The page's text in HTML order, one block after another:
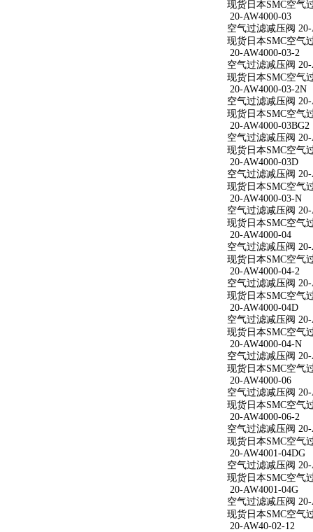
现货日本SMC空气
20-AW4000-03
空气过滤减压阀 20-
现货日本SMC空气
20-AW4000-03-2
空气过滤减压阀 20-
现货日本SMC空气
20-AW4000-03-2N
空气过滤减压阀
现货日本SMC空气
20-AW4000-03BG2
空气过滤减压阀 20-
现货日本SMC空气
20-AW4000-03D
空气过滤减压阀 20-
现货日本SMC空气
20-AW4000-03-N
空气过滤减压阀
现货日本SMC空气
20-AW4000-04
空气过滤减压阀 20-
现货日本SMC空气
20-AW4000-04-2
空气过滤减压阀 20-
现货日本SMC空气
20-AW4000-04D
空气过滤减压阀 20-
现货日本SMC空气
20-AW4000-04-N
空气过滤减压阀
现货日本SMC空气
20-AW4000-06
空气过滤减压阀 20-
现货日本SMC空气
20-AW4000-06-2
空气过滤减压阀 20-
现货日本SMC空气
20-AW4001-04DG
空气过滤减压阀 20-
现货日本SMC空气
20-AW4001-04G
空气过滤减压阀 20-
现货日本SMC空气
20-AW40-02-12